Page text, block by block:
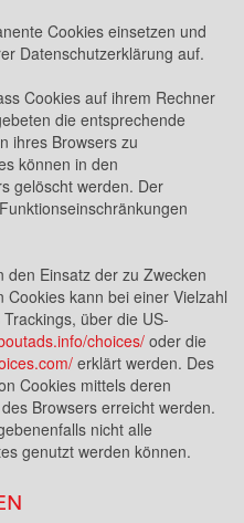
Cookies einsetzen und
Datenschutzerklärung auf.
Cookies auf ihrem Rechner
die entsprechende
ihres Browsers zu
können in den
gelöscht werden. Der
den Einsatz der zu Zwecken
kann bei einer Vielzahl
über die US-
choices/ oder die
erklärt werden. Des
Cookies mittels deren
Browsers erreicht werden.
nicht alle
genutzt werden können.